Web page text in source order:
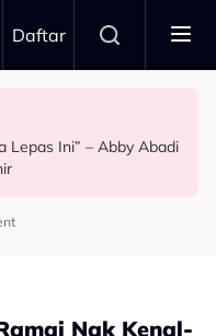
Daftar
Terkejut Dikenali
Lepas Ini” – Abby Abadi
Enggan Tinggalkan
Atas Pelamin
Nak Kenal-